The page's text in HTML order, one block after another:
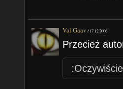
Val Gaav /17.12.2006
Przecież